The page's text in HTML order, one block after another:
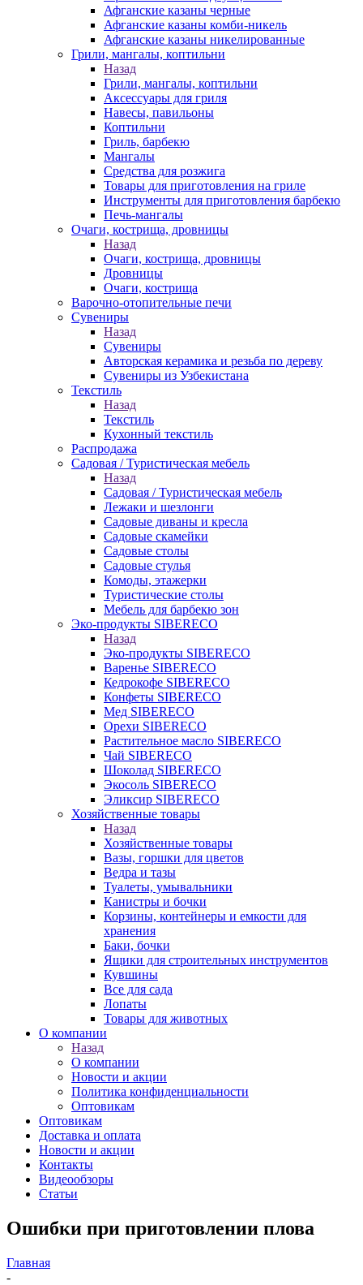
Афганские казаны черные
Афганские казаны комби-никель
Афганские казаны никелированные
Грили, мангалы, коптильни
Назад
Грили, мангалы, коптильни
Аксессуары для гриля
Навесы, павильоны
Коптильни
Гриль, барбекю
Мангалы
Средства для розжига
Товары для приготовления на гриле
Инструменты для приготовления барбекю
Печь-мангалы
Очаги, кострища, дровницы
Назад
Очаги, кострища, дровницы
Дровницы
Очаги, кострища
Варочно-отопительные печи
Сувениры
Назад
Сувениры
Авторская керамика и резьба по дереву
Сувениры из Узбекистана
Текстиль
Назад
Текстиль
Кухонный текстиль
Распродажа
Садовая / Туристическая мебель
Назад
Садовая / Туристическая мебель
Лежаки и шезлонги
Садовые диваны и кресла
Садовые скамейки
Садовые столы
Садовые стулья
Комоды, этажерки
Туристические столы
Мебель для барбекю зон
Эко-продукты SIBERECO
Назад
Эко-продукты SIBERECO
Варенье SIBERECO
Кедрокофе SIBERECO
Конфеты SIBERECO
Мед SIBERECO
Орехи SIBERECO
Растительное масло SIBERECO
Чай SIBERECO
Шоколад SIBERECO
Экосоль SIBERECO
Эликсир SIBERECO
Хозяйственные товары
Назад
Хозяйственные товары
Вазы, горшки для цветов
Ведра и тазы
Туалеты, умывальники
Канистры и бочки
Корзины, контейнеры и емкости для
хранения
Баки, бочки
Ящики для строительных инструментов
Кувшины
Все для сада
Лопаты
Товары для животных
О компании
Назад
О компании
Новости и акции
Политика конфиденциальности
Оптовикам
Оптовикам
Доставка и оплата
Новости и акции
Контакты
Видеообзоры
Статьи
Ошибки при приготовлении плова
Главная
-